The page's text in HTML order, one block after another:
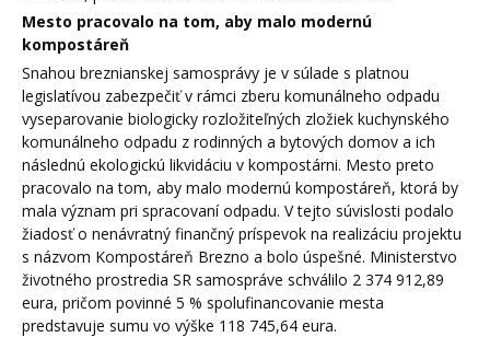
Mesto pracovalo na tom, aby malo modernú
kompostáreň
Snahou breznianskej samosprávy je v súlade s platnou
legislatívou zabezpečiť v rámci zberu komunálneho odpadu
vyseparovanie biologicky rozložiteľných zložiek kuchynského
komunálneho odpadu z rodinných a bytových domov a ich
následnú ekologickú likvidáciu v kompostárni. Mesto preto
pracovalo na tom, aby malo modernú kompostáreň, ktorá by
mala význam pri spracovaní odpadu. V tejto súvislosti podalo
žiadosť o nenávratný finančný príspevok na realizáciu projektu
s názvom Kompostáreň Brezno a bolo úspešné. Ministerstvo
životného prostredia SR samospráve schválilo 2 374 912,89
eura, pričom povinné 5 % spolufinancovanie mesta
predstavuje sumu vo výške 118 745,64 eura.